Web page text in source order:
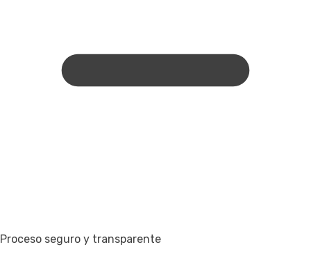
Proceso seguro y transparente